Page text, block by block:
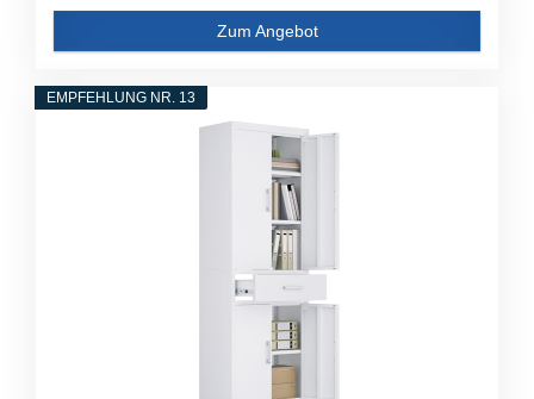
Zum Angebot
EMPFEHLUNG NR. 13